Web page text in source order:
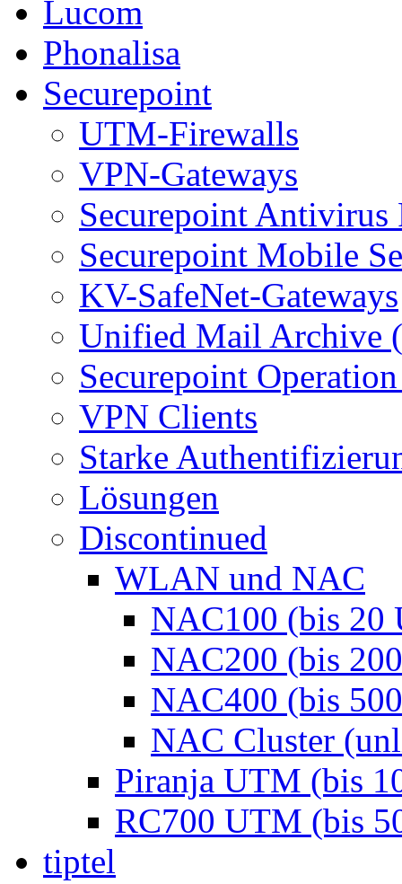
Lucom
Phonalisa
Securepoint
UTM-Firewalls
VPN-Gateways
Securepoint Antivirus
Securepoint Mobile
KV-SafeNet-Gateways
Unified Mail Archive
Securepoint
VPN Clients
Starke
Lösungen
Discontinued
WLAN und NAC
NAC100 (bis 20
NAC200 (bis
NAC400 (bis
NAC Cluster
Piranja UTM (bis
RC700 UTM (bis
tiptel